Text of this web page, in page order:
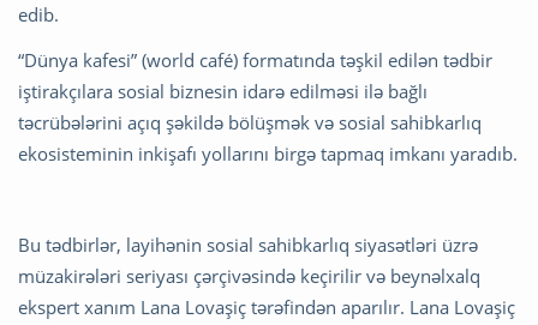
edib.
“Dünya kafesi” (world café) formatında təşkil edilən tədbir
iştirakçılara sosial biznesin idarə edilməsi ilə bağlı
təcrübələrini açıq şəkildə bölüşmək və sosial sahibkarlıq
ekosisteminin inkişafı yollarını birgə tapmaq imkanı yaradıb.
Bu tədbirlər, layihənin sosial sahibkarlıq siyasətləri üzrə
müzakirələri seriyası çərçivəsində keçirilir və beynəlxalq
ekspert xanım Lana Lovaşiç tərəfindən aparılır. Lana Lovaşiç